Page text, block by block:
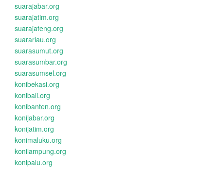
suarajabar.org
suarajatim.org
suarajateng.org
suarariau.org
suarasumut.org
suarasumbar.org
suarasumsel.org
konibekasi.org
konibali.org
konibanten.org
konijabar.org
konijatim.org
konimaluku.org
konilampung.org
konipalu.org